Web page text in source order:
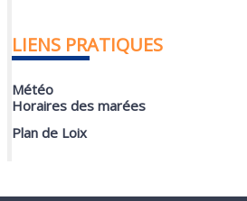
LIENS PRATIQUES
Météo
Horaires des marées
Plan de Loix